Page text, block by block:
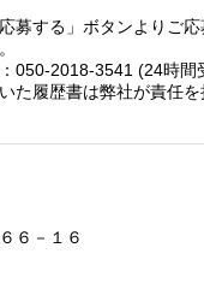
募する」ボタンよりご
050-2018-3541 (24時間
た履歴書は弊社が責任
６－１６